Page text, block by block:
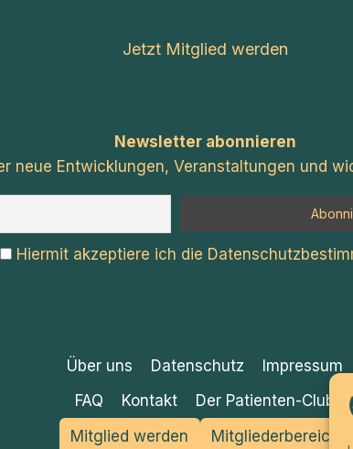
Jetzt Mitglied werden
Newsletter abonnieren
neue Entwicklungen, Veranstaltungen und
Hiermit akzeptiere ich die
Über uns Datenschutz
Impressum
FAQ
Kontakt
Der Patienten-Club
Mitglied werden
Mitgliederbereich